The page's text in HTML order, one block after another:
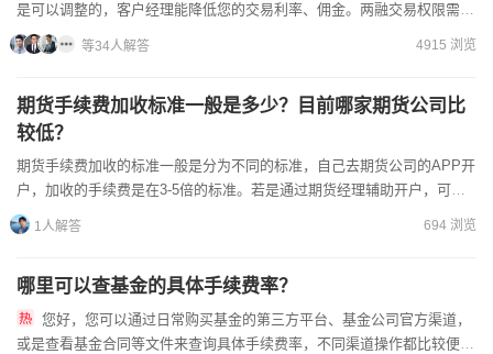
是可以调整的，客户经理能降低您的交易利率、佣金。两融交易权限需要
在营业部柜台申请，准备好身份证、三方存管银行卡。证券公...
等34人解答 4915 浏览
期货手续费加收标准一般是多少？目前哪家期货公司比
较低？
期货手续费加收的标准一般是分为不同的标准，自己去期货公司的APP开
户，加收的手续费是在3-5倍的标准。若是通过期货经理辅助开户，可以
申请一个比交易所多一毛钱，甚至多几分钱的低手续费。这...
1人解答 694 浏览
哪里可以查基金的具体手续费率？
或是查看基金合同等文件来查询具体手续费率，不同渠道操作都比较便